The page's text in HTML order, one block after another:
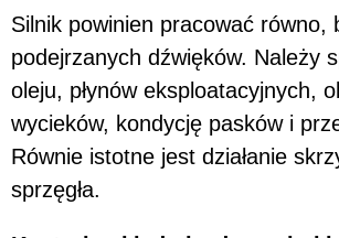
Silnik powinien pracować równo,
podejrzanych dźwięków. Należy
oleju, płynów eksploatacyjnych,
wycieków, kondycję pasków i
Równie istotne jest działanie
sprzęgła.